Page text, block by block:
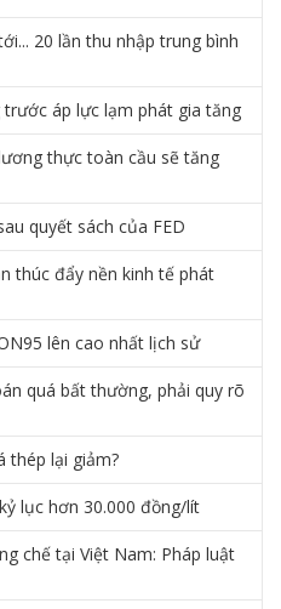
20 lần thu nhập trung bình
áp lực lạm phát gia tăng
thực toàn cầu sẽ tăng
quyết sách của FED
thúc đẩy nền kinh tế phát
lên cao nhất lịch sử
quá bất thường, phải quy rõ
thép lại giảm?
lục hơn 30.000 đồng/lít
chế tại Việt Nam: Pháp luật